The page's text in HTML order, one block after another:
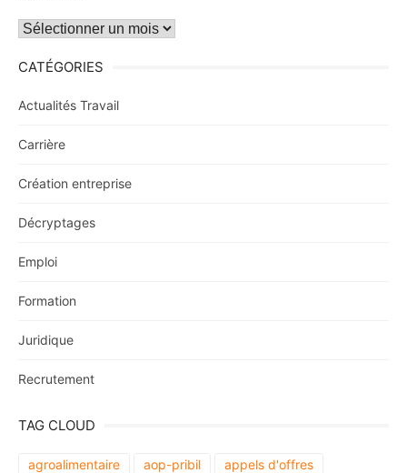
Archives
CATÉGORIES
Actualités Travail
Carrière
Création entreprise
Décryptages
Emploi
Formation
Juridique
Recrutement
TAG CLOUD
agroalimentaire aop-pribil
appels d'offres